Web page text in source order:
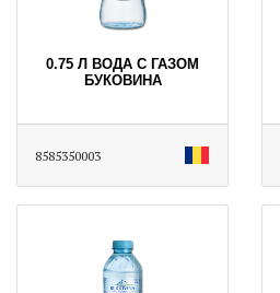
0.75 Л ВОДА С ГАЗОМ
БУКОВИНА
8585350003